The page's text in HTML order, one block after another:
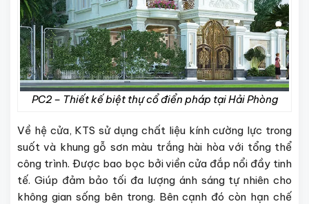
PC2 – Thiết kế biệt thự cổ điển pháp tại Hải Phòng
Về hệ cửa, KTS sử dụng chất liệu kính cường lực trong
suốt và khung gỗ sơn màu trắng hài hòa với tổng thể
công trình. Được bao bọc bởi viền cửa đắp nổi đầy tinh
tế. Giúp đảm bảo tối đa lượng ánh sáng tự nhiên cho
không gian sống bên trong. Bên cạnh đó còn hạn chế